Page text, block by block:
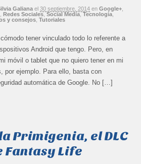
Galiana el 30 septiembre, 2014 en Google+
,Redes Sociales,Social Media,Tecnología
y consejos ,Tutoriales
tener vinculado todo lo referente a
Android que tengo. Pero, en
móvil o tablet que no quiero tener en mi
por ejemplo. Para ello, basta con
automática de Google. No […]
Primigenia, el DLC
Fantasy Life